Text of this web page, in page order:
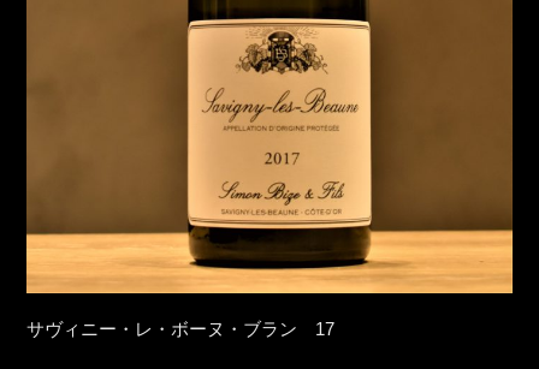
サヴィニー・レ・ボーヌ・ブラン 17